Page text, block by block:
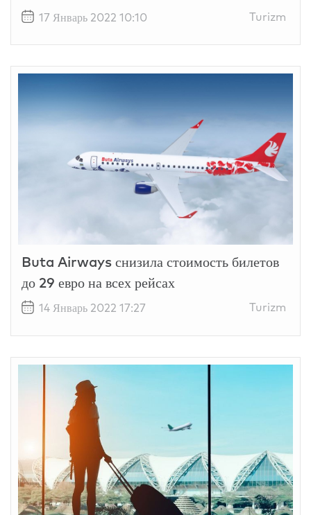
17 Январь 2022 10:10 Turizm
Buta Airways снизила стоимость билетов
до 29 евро на всех рейсах
14 Январь 2022 17:27 Turizm